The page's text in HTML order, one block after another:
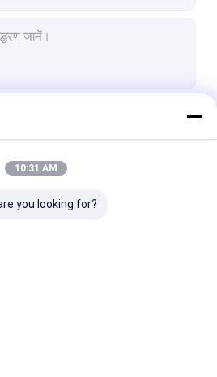
10:31 AM
you looking for?